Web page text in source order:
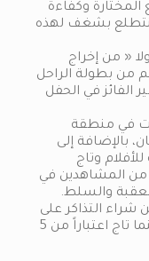
وكفاءة
نتطلع بشغف لهذه
« من إخراج
آخر فيلم من بطولة الراحل
الفائز في الحفل
في منطقة
بالإضافة إلى
وتاج
من المشاهدين في
والسلط.
شراء التذاكر على
www.aiff.jo ونقطتين في الهيئة وسينما تاج اعتباراً من 5